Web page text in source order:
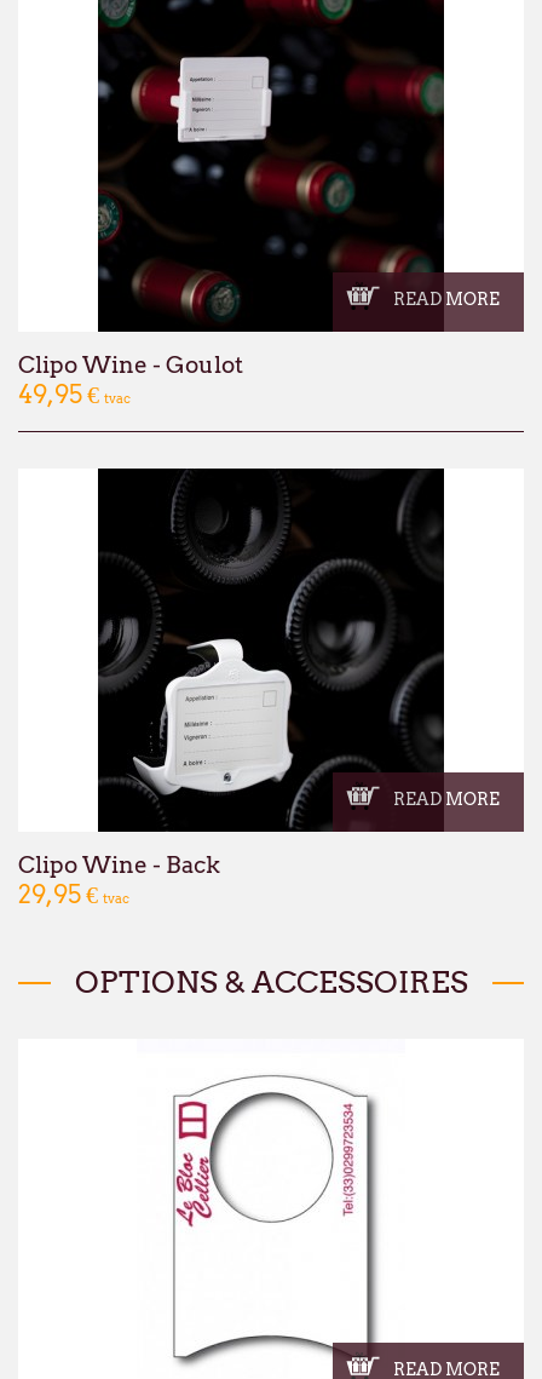
READ MORE
Clipo Wine - Goulot
49,95 € tvac
READ MORE
Clipo Wine - Back
29,95 € tvac
OPTIONS & ACCESSOIRES
READ MORE